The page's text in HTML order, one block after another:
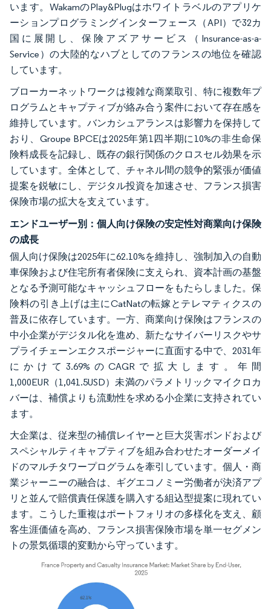
います。WakamのPlay&Plugはホワイトラベルのアプリケ
ーションプログラミングインターフェース（API）で32カ
国に展開し、保険アズアサービス（Insurance-as-a-
Service）の大陸的なハブとしてのフランスの地位を確認
しています。
ブローカーネットワークは複雑な商業取引、特に複数年プ
ログラムとキャプティブが絡み合う案件において存在感を
維持しています。バンカシュアランスは影響力を保持して
おり、Groupe BPCEは2025年第1四半期に10%の非生命保
険料成長を記録し、既存の銀行関係のクロスセル効果を示
しています。全体として、チャネル間の競争的緊張が価値
提案を鋭敏にし、デジタル投資を加速させ、フランス損害
保険市場の拡大を支えています。
エンドユーザー別：個人向け保険の安定性対商業向け保険
の成長
個人向け保険は2025年に62.10%を維持し、強制加入の自動
車保険および住宅所有者保険に支えられ、資本計画の基盤
となる予測可能なキャッシュフローをもたらしました。保
険料の引き上げは主にCatNatの転嫁とテレマティクスの
普及に依存しています。一方、商業向け保険はフランスの
中小企業がデジタル化を進め、新たなサイバーリスクやサ
プライチェーンエクスポージャーに直面する中で、2031年
にかけて3.69%のCAGRで拡大します。年間
1,000EUR（1,041.5USD）未満のパラメトリックマイクロカ
バーは、補償よりも流動性を求める小企業に支持されてい
ます。
大企業は、従来型の補償レイヤーと巨大災害ボンドおよび
スペシャルティキャプティブを組み合わせたオーダーメイ
ドのマルチタワープログラムを牽引しています。個人・商
業ジャーニーの融合は、ギグエコノミー労働者が決済アプ
リと並んで賠償責任保護を購入する組込型提案に現れてい
ます。こうした重複はポートフォリオの多様化を支え、顧
客生涯価値を高め、フランス損害保険市場を単一セグメン
トの景気循環的変動から守っています。